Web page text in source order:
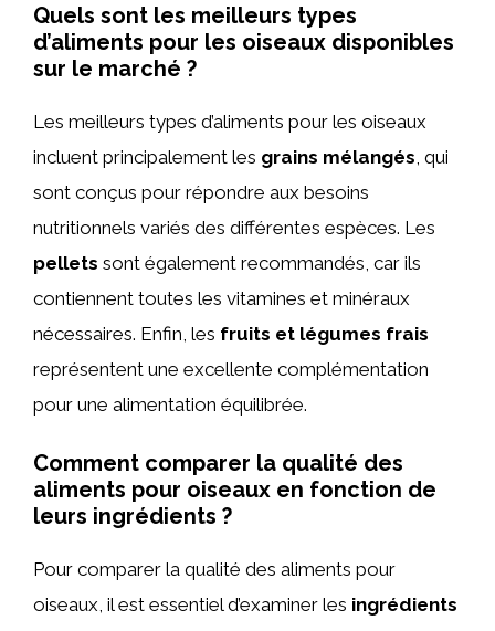
Quels sont les meilleurs types
d’aliments pour les oiseaux disponibles
sur le marché ?
Les meilleurs types d’aliments pour les oiseaux
incluent principalement les grains mélangés , qui
sont conçus pour répondre aux besoins
nutritionnels variés des différentes espèces. Les
pellets sont également recommandés, car ils
contiennent toutes les vitamines et minéraux
nécessaires. Enfin, les fruits et légumes frais
représentent une excellente complémentation
pour une alimentation équilibrée.
Comment comparer la qualité des
aliments pour oiseaux en fonction de
leurs ingrédients ?
Pour comparer la qualité des aliments pour
oiseaux, il est essentiel d’examiner les ingrédients